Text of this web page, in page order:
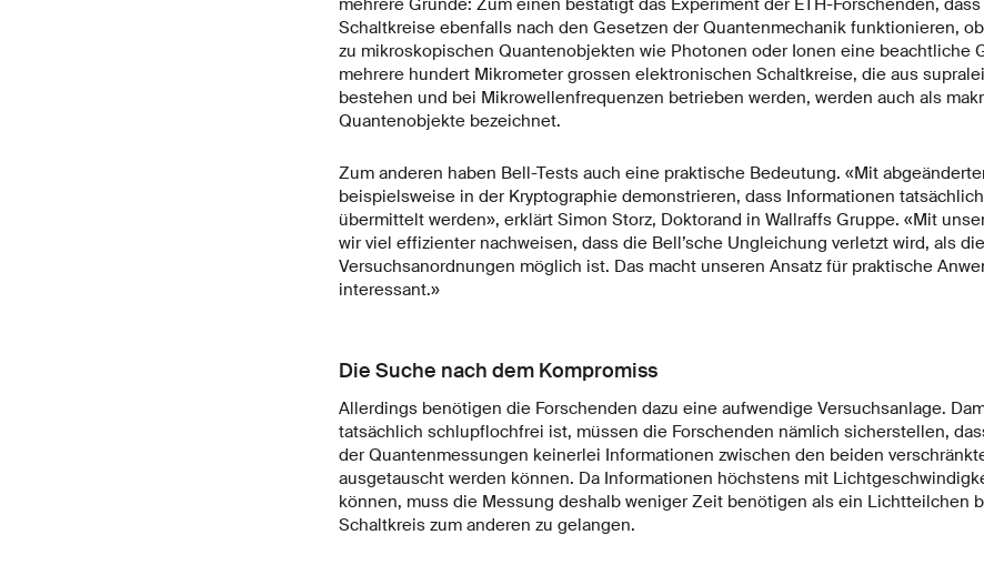
Schaltkreise ebenfalls nach den Gesetzen der Quantenmechanik funktionieren,
zu mikroskopischen Quantenobjekten wie Photonen oder Ionen eine beachtliche
mehrere hundert Mikrometer grossen elektronischen Schaltkreise, die aus
bestehen und bei Mikrowellenfrequenzen betrieben werden, werden auch als
Quantenobjekte bezeichnet.
Zum anderen haben Bell-Tests auch eine praktische Bedeutung. «Mit
beispielsweise in der Kryptographie demonstrieren, dass Informationen
übermittelt werden», erklärt Simon Storz, Doktorand in Wallraffs Gruppe. «Mit
wir viel effizienter nachweisen, dass die Bell’sche Ungleichung verletzt wird, als
Versuchsanordnungen möglich ist. Das macht unseren Ansatz für praktische
interessant.»
Die Suche nach dem Kompromiss
Allerdings benötigen die Forschenden dazu eine aufwendige Versuchsanlage.
tatsächlich schlupflochfrei ist, müssen die Forschenden nämlich sicherstellen,
der Quantenmessungen keinerlei Informationen zwischen den beiden
ausgetauscht werden können. Da Informationen höchstens mit
können, muss die Messung deshalb weniger Zeit benötigen als ein Lichtteilchen
Schaltkreis zum anderen zu gelangen.